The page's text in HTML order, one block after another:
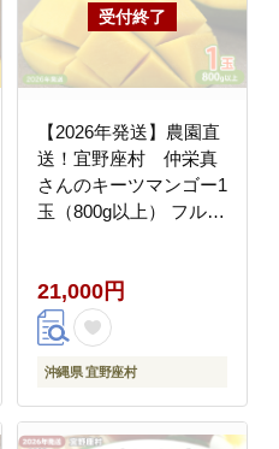
【2026年発送】農園直
送！宜野座村 仲栄真
さんのキーツマンゴー1
玉（800g以上） フルー
ランキング 大きい 希少
贈り物 ビタミン おすす
め 贅沢 栄養価 国産 沖
縄県 人気 産地直送 送
21,000円
沖縄県 宜野座村